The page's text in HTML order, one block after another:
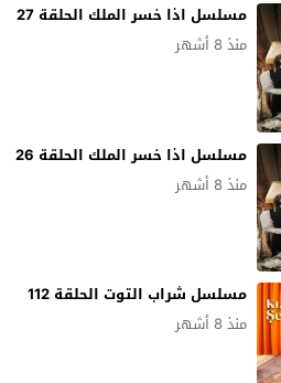
مسلسل اذا خسر الملك الحلقة 27
منذ 8 أشهر
مسلسل اذا خسر الملك الحلقة 26
منذ 8 أشهر
مسلسل شراب التوت الحلقة 112
منذ 8 أشهر